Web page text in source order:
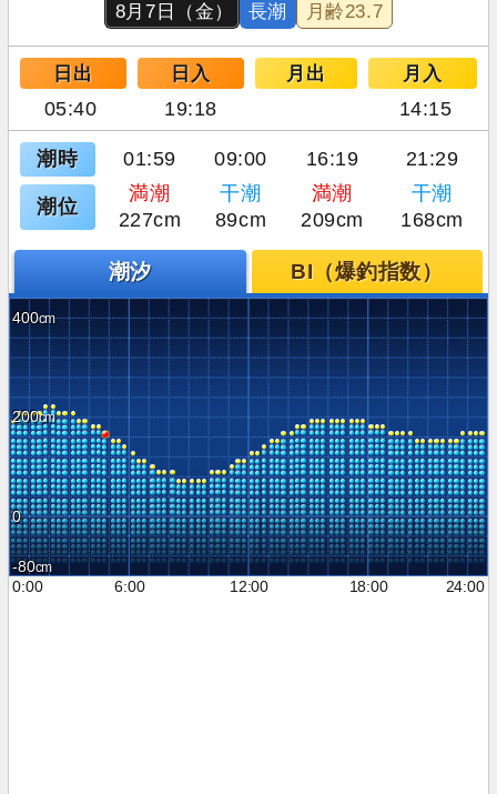
8月7日（金） 長潮 月齢23.7
日出 日入 月出 月入
05:40 19:18 14:15
潮時 01:59 09:00 16:19 21:29
潮位
満潮 干潮 満潮
干潮
227cm
89cm 209cm 168cm
潮汐 BI（爆釣指数）
400
200
0
-80
0:00
6:00 12:00 18:00 24:00